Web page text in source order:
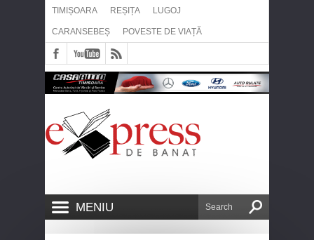
TIMIȘOARA REȘIȚA LUGOJ
CARANSEBEȘ POVESTE DE VIAȚĂ
MENIU